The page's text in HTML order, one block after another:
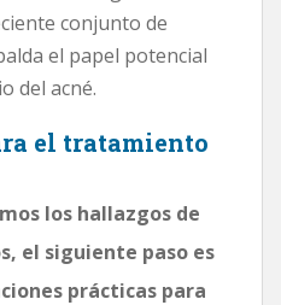
conjunto de
el papel potencial
del acné.
el tratamiento
los hallazgos de
el siguiente paso es
prácticas para